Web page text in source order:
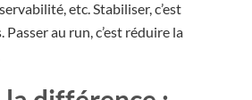
etc. Stabiliser, c’est
au run, c’est réduire la